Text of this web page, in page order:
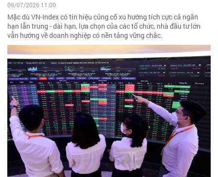
09/07/2026 11:00
Mặc dù VN-Index có tín hiệu củng cố xu hướng tích cực cả ngắn
hạn lẫn trung - dài hạn, lựa chọn của các tổ chức, nhà đầu tư lớn
vẫn hướng về doanh nghiệp có nền tảng vững chắc.